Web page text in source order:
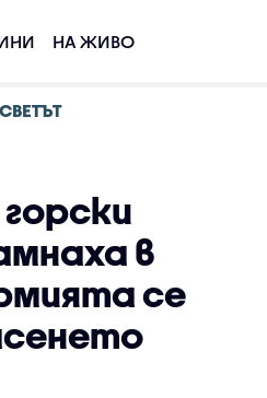
НА ЖИВО
СВЕТЪТ
в
се